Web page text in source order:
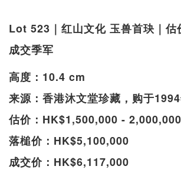
Lot 523｜红山文化 玉兽首玦｜估
成交季军
高度：10.4 cm
来源：香港沐文堂珍藏，购于
估价：HK$1,500,000 - 2,000,000
落槌价：HK$5,100,000
成交价：HK$6,117,000